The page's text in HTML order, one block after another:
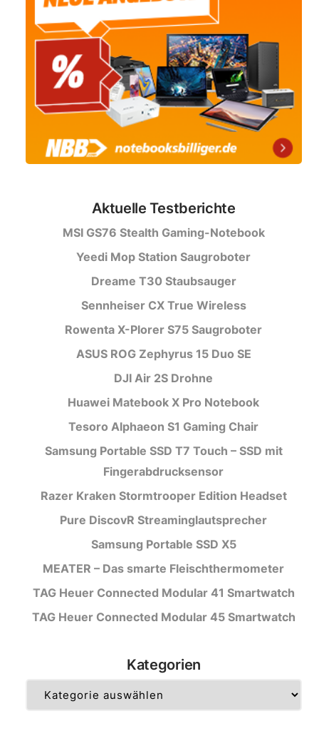
Aktuelle Testberichte
MSI GS76 Stealth Gaming-Notebook
Yeedi Mop Station Saugroboter
Dreame T30 Staubsauger
Sennheiser CX True Wireless
Rowenta X-Plorer S75 Saugroboter
ASUS ROG Zephyrus 15 Duo SE
DJI Air 2S Drohne
Huawei Matebook X Pro Notebook
Tesoro Alphaeon S1 Gaming Chair
Samsung Portable SSD T7 Touch – SSD mit
Fingerabdrucksensor
Razer Kraken Stormtrooper Edition Headset
Pure DiscovR Streaminglautsprecher
Samsung Portable SSD X5
MEATER – Das smarte Fleischthermometer
TAG Heuer Connected Modular 41 Smartwatch
TAG Heuer Connected Modular 45 Smartwatch
Kategorien